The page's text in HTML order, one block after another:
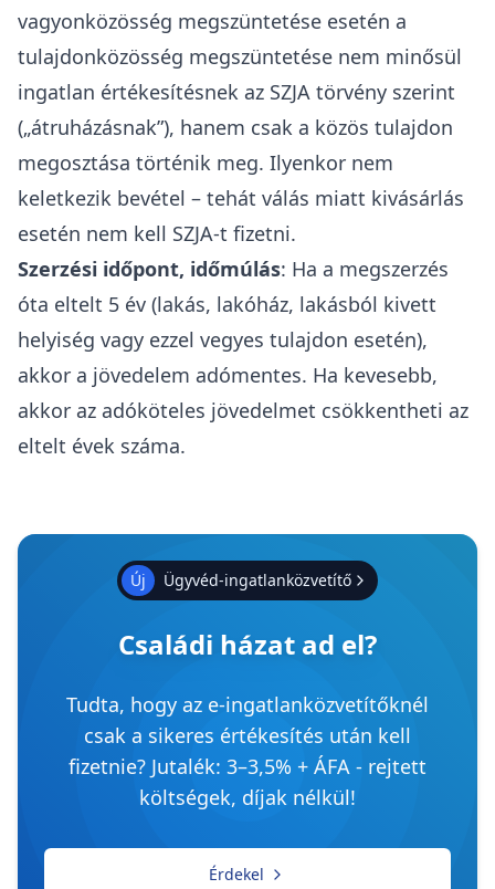
vagyonközösség megszüntetése esetén a
tulajdonközösség megszüntetése nem minősül
ingatlan értékesítésnek az SZJA törvény szerint
(„átruházásnak”), hanem csak a közös tulajdon
megosztása történik meg. Ilyenkor nem
keletkezik bevétel – tehát válás miatt kivásárlás
esetén nem kell SZJA-t fizetni.
Szerzési időpont, időmúlás: Ha a megszerzés
óta eltelt 5 év (lakás, lakóház, lakásból kivett
helyiség vagy ezzel vegyes tulajdon esetén),
akkor a jövedelem adómentes. Ha kevesebb,
akkor az adóköteles jövedelmet csökkentheti az
eltelt évek száma.
Új Ügyvéd-ingatlanközvetítő
Családi házat ad el?
Tudta, hogy az e-ingatlanközvetítőknél
csak a sikeres értékesítés után kell
fizetnie? Jutalék: 3–3,5% + ÁFA - rejtett
költségek, díjak nélkül!
Érdekel